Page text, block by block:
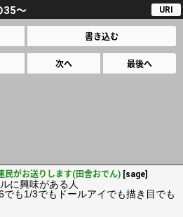
35～ URI
書き込む
次へ 最後へ
民がお送りします(田舎おでん) [sage]
に興味がある人
も1/3でもドールアイでも描き目でも